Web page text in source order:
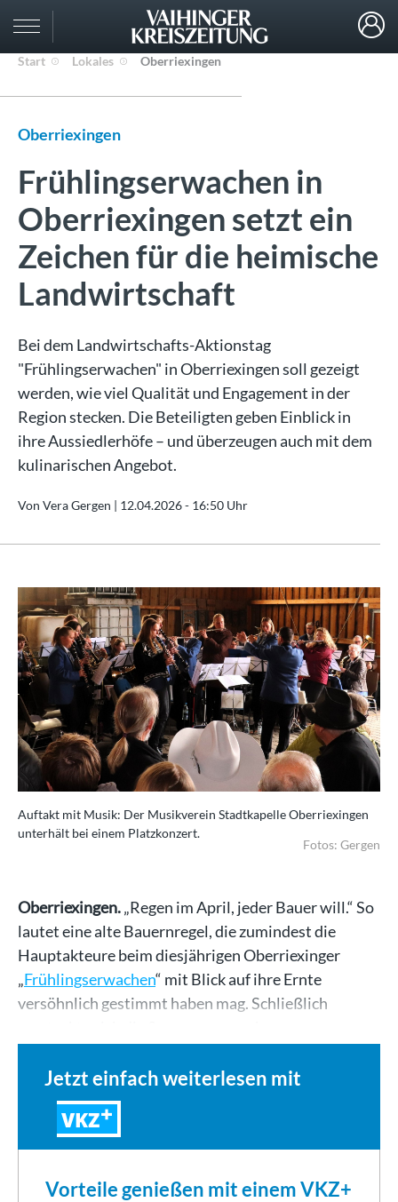
Start Lokales Oberriexingen
Oberriexingen
Frühlingserwachen in
Oberriexingen setzt ein
Zeichen für die heimische
Landwirtschaft
Bei dem Landwirtschafts-Aktionstag
"Frühlingserwachen" in Oberriexingen soll gezeigt
werden, wie viel Qualität und Engagement in der
Region stecken. Die Beteiligten geben Einblick in
ihre Aussiedlerhöfe – und überzeugen auch mit dem
kulinarischen Angebot.
Von Vera Gergen | 12.04.2026 - 16:50 Uhr
Auftakt mit Musik: Der Musikverein Stadtkapelle Oberriexingen
unterhält bei einem Platzkonzert.
Fotos: Gergen
Oberriexingen.„Regen im April, jeder Bauer will.“ So
lautet eine alte Bauernregel, die zumindest die
Hauptakteure beim diesjährigen Oberriexinger
„Frühlingserwachen“ mit Blick auf ihre Ernte
versöhnlich gestimmt haben mag. Schließlich
Jetzt einfach weiterlesen mit
VKZ
Vorteile genießen mit einem VKZ+